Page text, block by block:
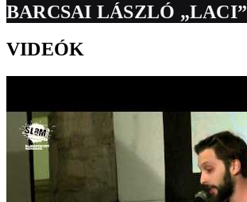
BARCSAI LÁSZLÓ „LACI”
VIDEÓK